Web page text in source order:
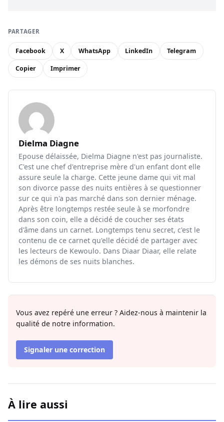
PARTAGER
Facebook X WhatsApp LinkedIn Telegram
Copier Imprimer
Dielma Diagne
Epouse délaissée, Dielma Diagne n'est pas journaliste.
C'est une chef d'entreprise mère d'un enfant dont elle
assure seule la charge. Cette jeune dame qui vit mal
son divorce passe des nuits entières à se questionner
sur ce qui n'a pas marché dans son dernier ménage.
Après être longtemps restée seule à se morfondre
dans son coin, elle a décidé de coucher ses états
d'âme dans un carnet. Longtemps tenu secret, c'est le
contenu de ce carnet qu'elle décidé de partager avec
les lecteurs de Kewoulo. Dans Diaar Diaar, elle relate
les démons de ses nuits blanches.
Vous avez repéré une erreur ? Aidez-nous à maintenir la
qualité de notre information.
Signaler une correction
À lire aussi